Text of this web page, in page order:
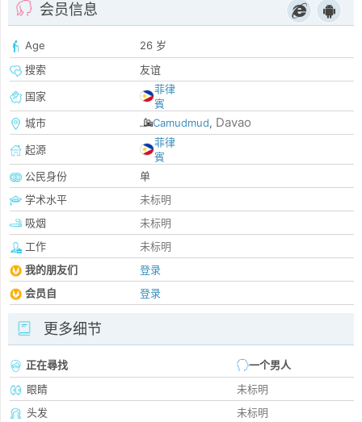
会员信息
Age
26 岁
搜索
友谊
国家
菲律
賓
城市
Camudmud, Davao
起源
菲律
賓
公民身份
单
学术水平
未标明
吸烟
未标明
工作
未标明
我的朋友们
登录
会员自
登录
更多细节
正在尋找
一个男人
眼睛
未标明
头发
未标明